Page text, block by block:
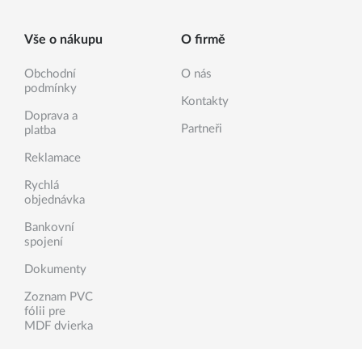
Vše o nákupu
Obchodní
podmínky
Doprava a
platba
Reklamace
Rychlá
objednávka
Bankovní
spojení
Dokumenty
Zoznam PVC
fólii pre
MDF dvierka
O firmě
O nás
Kontakty
Partneři